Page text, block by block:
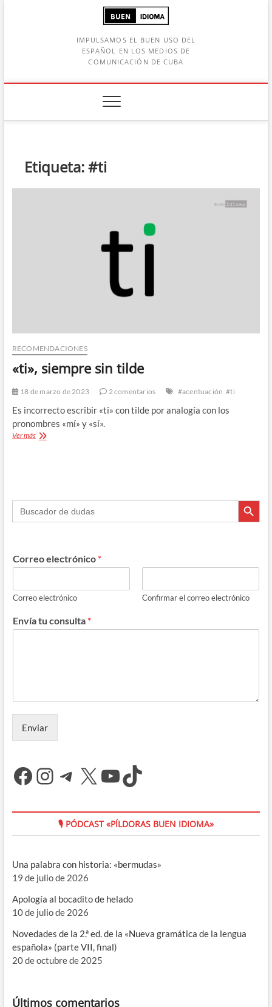
IMPULSAMOS EL BUEN USO DEL
ESPAÑOL EN LOS MEDIOS DE
COMUNICACIÓN DE CUBA
Etiqueta:#ti
RECOMENDACIONES
«ti», siempre sin tilde
18 de marzo de 2023 2 comentarios #acentuación #ti
Es incorrecto escribir «ti» con tilde por analogía con los
pronombres «mí» y «sí».
Ver más«ti»,
Buscar: Botón de
Correo electrónico *
Correo electrónico Confirmar el correo electrónico
Envía tu consulta *
Enviar
Facebook
Instagram
Telegram
X YouTube
TikTok
🎙 PÓDCAST «PÍLDORAS BUEN IDIOMA»
Una palabra con historia: «bermudas»
19 de julio de 2026
Apología al bocadito de helado
10 de julio de 2026
Novedades de la 2.ª ed. de la «Nueva gramática de la lengua
española» (parte VII, final)
20 de octubre de 2025
Últimos comentarios